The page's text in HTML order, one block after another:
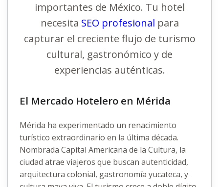
importantes de México. Tu hotel
necesita SEO profesional para
capturar el creciente flujo de turismo
cultural, gastronómico y de
experiencias auténticas.
El Mercado Hotelero en Mérida
Mérida ha experimentado un renacimiento
turístico extraordinario en la última década.
Nombrada Capital Americana de la Cultura, la
ciudad atrae viajeros que buscan autenticidad,
arquitectura colonial, gastronomía yucateca, y